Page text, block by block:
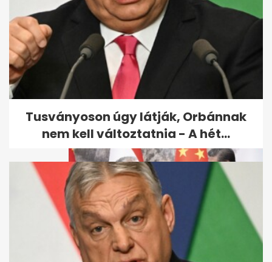
Egymilliárd eurós hitelt vett fel
titokban Kínából a magyar...
Tusványoson úgy látják, Orbánnak
nem kell változtatnia - A hét...